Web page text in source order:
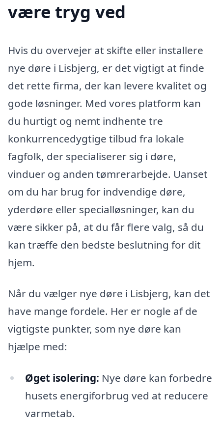
være tryg ved
Hvis du overvejer at skifte eller installere
nye døre i Lisbjerg, er det vigtigt at finde
det rette firma, der kan levere kvalitet og
gode løsninger. Med vores platform kan
du hurtigt og nemt indhente tre
konkurrencedygtige tilbud fra lokale
fagfolk, der specialiserer sig i døre,
vinduer og anden tømrerarbejde. Uanset
om du har brug for indvendige døre,
yderdøre eller specialløsninger, kan du
være sikker på, at du får flere valg, så du
kan træffe den bedste beslutning for dit
hjem.
Når du vælger nye døre i Lisbjerg, kan det
have mange fordele. Her er nogle af de
vigtigste punkter, som nye døre kan
hjælpe med:
Øget isolering: Nye døre kan forbedre
husets energiforbrug ved at reducere
varmetab.